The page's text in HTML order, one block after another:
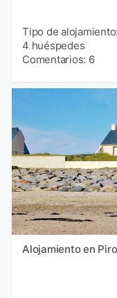
Tipo de
4 huéspedes
Comentarios: 6
Alojamiento en